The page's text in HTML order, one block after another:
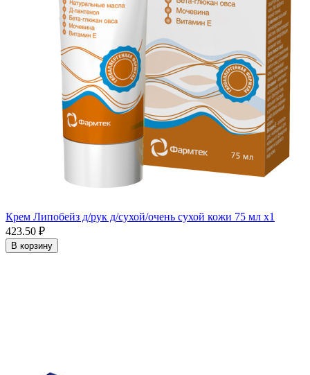
Крем Липобейз д/рук д/сухой/очень сухой кожи 75 мл x1
423.50 ₽
В корзину